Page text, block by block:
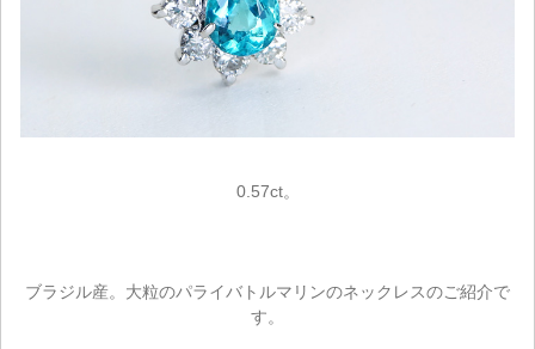
0.57ct。
ブラジル産。大粒のパライバトルマリンのネックレスのご紹介で
す。